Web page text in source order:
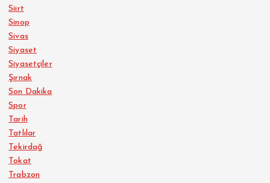
Siirt
Sinop
Sivas
Siyaset
Siyasetçiler
Şırnak
Son Dakika
Spor
Tarih
Tatlılar
Tekirdağ
Tokat
Trabzon